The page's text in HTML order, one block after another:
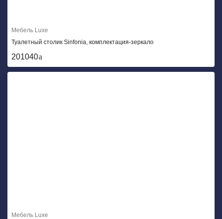
Мебель Luxe
Туалетный столик Sinfonia, комплектация-зеркало
201040
Мебель Luxe